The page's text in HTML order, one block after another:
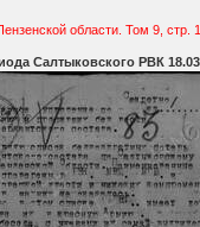
области. Том 9, стр.
Салтыковского РВК